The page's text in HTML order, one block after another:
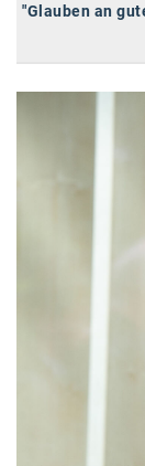
P&G
RIC
SW